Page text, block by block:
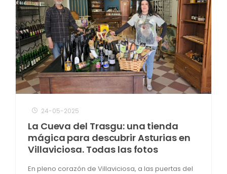
24-05-2025
La Cueva del Trasgu: una tienda
mágica para descubrir Asturias en
Villaviciosa. Todas las fotos
En pleno corazón de Villaviciosa, a las puertas del